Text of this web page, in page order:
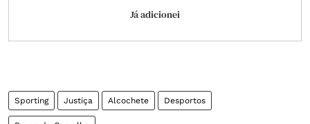
Já adicionei
Sporting Justiça Alcochete Desportos